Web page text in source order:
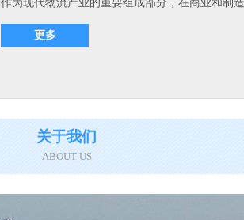
作为现代物流产业的重要组成部分，在商业和制
更多
关于我们
ABOUT US